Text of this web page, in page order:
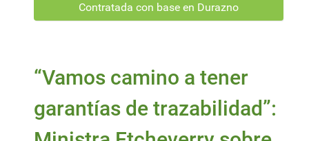
Contratada con base en Durazno
“Vamos camino a tener
garantías de trazabilidad”: